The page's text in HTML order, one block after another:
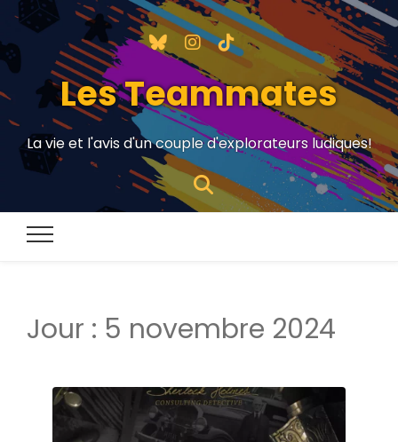
Les Teammates
La vie et l'avis d'un couple d'explorateurs ludiques!
Jour : 5 novembre 2024